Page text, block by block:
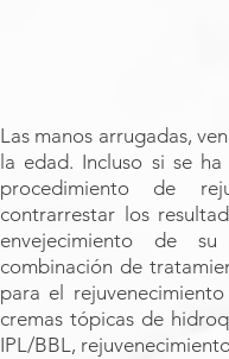
Las manos arrugadas,
la edad. Incluso si se
procedimiento de
contrarrestar los
envejecimiento de
combinación de
para el
cremas tópicas de
IPL/BBL,